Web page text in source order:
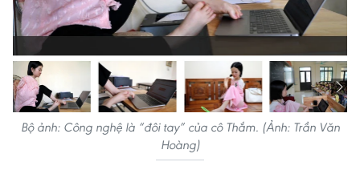
Bộ ảnh: Công nghệ là “đôi tay” của cô Thắm. (Ảnh: Trần Văn
Hoàng)